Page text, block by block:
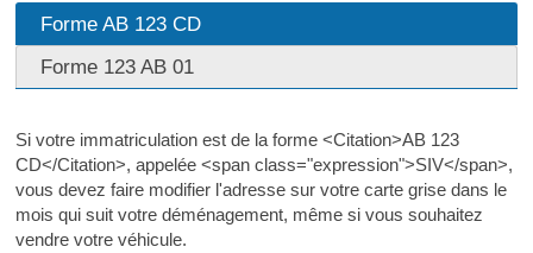
Forme AB 123 CD
Forme 123 AB 01
Si votre immatriculation est de la forme <Citation>AB 123
CD</Citation>, appelée <span class="expression">SIV</span>,
vous devez faire modifier l'adresse sur votre carte grise dans le
mois qui suit votre déménagement, même si vous souhaitez
vendre votre véhicule.